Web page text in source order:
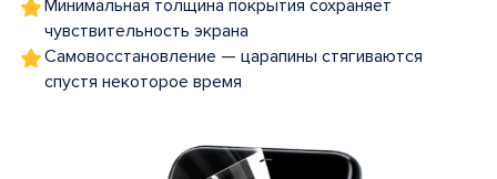
Минимальная толщина покрытия сохраняет
чувствительность экрана
Самовосстановление — царапины стягиваются
спустя некоторое время